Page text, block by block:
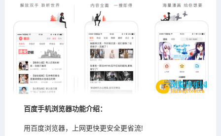
百度手机浏览器功能介绍：
用百度浏览器，上网更快更安全更省流!